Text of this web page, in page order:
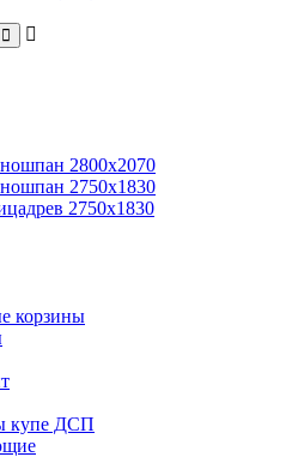
2800x2070
2750x1830
2750x1830
корзины
купе ДСП